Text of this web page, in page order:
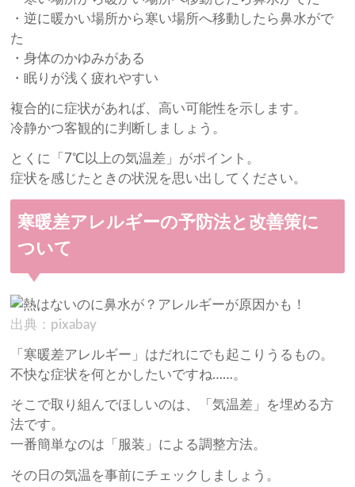
・逆に暖かい場所から寒い場所へ移動したら鼻水がで
た
・身体のかゆみがある
・眠りが浅く疲れやすい
複合的に症状があれば、高い可能性を示します。
冷静かつ客観的に判断しましょう。
とくに「7℃以上の気温差」がポイント。
症状を感じたときの状況を思い出してください。
寒暖差アレルギーの予防法と改善策に
ついて
出典：pixabay
「寒暖差アレルギー」はだれにでも起こりうるもの。
不快な症状を何とかしたいですね……。
そこで取り組んでほしいのは、「気温差」を埋める方
法です。
一番簡単なのは「服装」による調整方法。
その日の気温を事前にチェックしましょう。